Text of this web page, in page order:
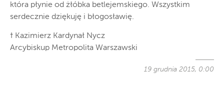
która płynie od żłóbka betlejemskiego. Wszystkim
serdecznie dziękuję i błogosławię.
† Kazimierz Kardynał Nycz
Arcybiskup Metropolita Warszawski
19 grudnia 2015, 0:00